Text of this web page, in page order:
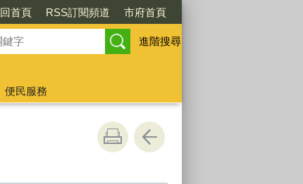
回首頁 RSS訂閱頻道 市府首頁
進階搜尋
便民服務